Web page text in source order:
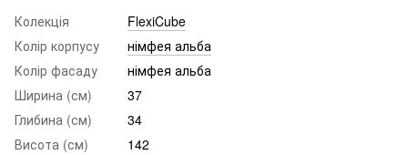
Колекція
FlexiCube
Колір корпусу
німфея альба
Колір фасаду
німфея альба
Ширина (см)
37
Глибина (см)
34
Висота (см)
142